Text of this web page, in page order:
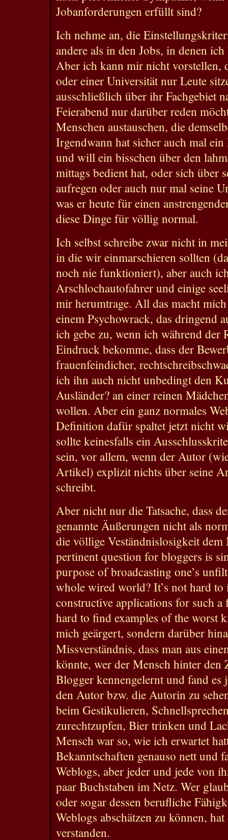
Jobanforderungen erfüllt sind?
Ich nehme an, die
andere als in den Jobs, in denen
Aber ich kann mir nicht vorstellen,
oder einer Universität nur Leute
ausschließlich über ihr Fachgebiet
Feierabend nur darüber reden
Menschen austauschen, die
Irgendwann hat sicher auch mal
und will ein bisschen über den
mittags bedient hat, oder sich über
aufregen oder auch nur mal seine
was er heute für einen
diese Dinge für völlig normal.
Ich selbst schreibe zwar nicht in
in die wir einmarschieren sollten
noch nie funktioniert), aber auch
Arschlochautofahrer und einige
mir herumtrage. All das macht
einem Psychowrack, das dringend
ich gebe zu, wenn ich während der
Eindruck bekomme, dass der
frauenfeindicher,
ich ihn auch nicht unbedingt den
Ausländer? an einer reinen
wollen. Aber ein ganz normales
Definition dafür spaltet jetzt nicht
sollte keinesfalls ein
sein, vor allem, wenn der Autor
Artikel) explizit nichts über seine
schreibt.
Aber nicht nur die Tatsache, dass
genannte Äußerungen nicht als
die völlige Veständnislosigkeit dem
pertinent question for bloggers is
purpose of broadcasting one’s
whole wired world? It’s not hard to
constructive applications for such a
hard to find examples of the worst
mich geärgert, sondern darüber
Missverständnis, dass man aus
könnte, wer der Mensch hinter den
Blogger kennengelernt und fand es
den Autor bzw. die Autorin zu
beim Gestikulieren,
zurechtzupfen, Bier trinken und
Mensch war so, wie ich erwartet
Bekanntschaften genauso nett und
Weblogs, aber jeder und jede von
paar Buchstaben im Netz. Wer
oder sogar dessen berufliche
Weblogs abschätzen zu können,
verstanden.